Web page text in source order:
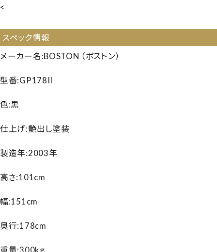
<
スペック情報
メーカー名:BOSTON （ボストン）
型番:GP178II
色:黒
仕上げ:艶出し塗装
製造年:2003年
高さ:101cm
幅:151cm
奥行:178cm
重量:300kg